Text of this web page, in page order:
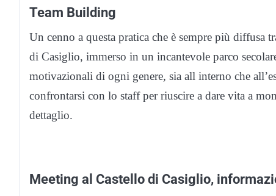
Team Building
Un cenno a questa pratica che è sempre più diffusa
di Casiglio, immerso in un incantevole parco
motivazionali di ogni genere, sia all interno che
confrontarsi con lo staff per riuscire a dare vita a
dettaglio.
Meeting al Castello di Casiglio,